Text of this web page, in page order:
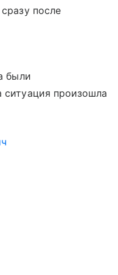
после
были
произошла